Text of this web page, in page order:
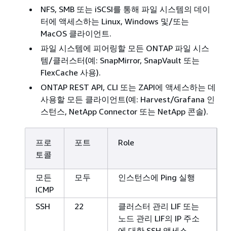
NFS, SMB 또는 iSCSI를 통해 파일 시스템의 데이
터에 액세스하는 Linux, Windows 및/또는
MacOS 클라이언트.
파일 시스템에 피어링할 모든 ONTAP 파일 시스
템/클러스터(예: SnapMirror, SnapVault 또는
FlexCache 사용).
ONTAP REST API, CLI 또는 ZAPI에 액세스하는 데
사용할 모든 클라이언트(예: Harvest/Grafana 인
스턴스, NetApp Connector 또는 NetApp 콘솔).
프로
토콜
포트 Role
모든
ICMP
모두 인스턴스에 Ping 실행
SSH 22
클러스터 관리 LIF 또는
노드 관리 LIF의 IP 주소